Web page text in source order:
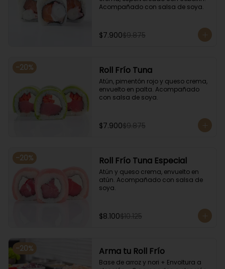
Acompañado con salsa de soya.
$7.900$9.875
-20% Roll Frío Tuna
Atún, pimentón rojo y queso crema,
envuelto en palta. Acompañado
con salsa de soya.
$7.900$9.875
-20% Roll Frío Tuna Especial
Atún y queso crema, envuelto en
atún. Acompañado con salsa de
soya.
$8.100$10.125
-20% Arma tu Roll Frío
Base de arroz y nori + Envoltura a